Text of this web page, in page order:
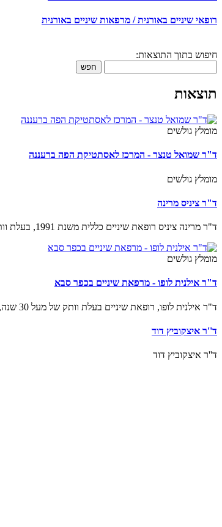
רופאי שיניים באורנית / מרפאות שיניים באורנית
חיפוש בתוך התוצאות:
חפש
תוצאות
מומלץ גולשים
ד"ר שמואל טנצר - המרכז לאסתטיקת הפה ברעננה
מומלץ גולשים
ד"ר ציניס מרינה
ד"ר מרינה ציניס רופאת שיניים כללית משנת 1991, בעלת וותק וניסיון רב.
מומלץ גולשים
ד"ר אילנית לופו - מרפאת שיניים בכפר סבא
ד"ר אילנית לופו, רופאת שיניים בעלת וותק של מעל 30 שנה, מנהלת את מרפאת השיניים בכפר סבא. המרפאה מעניקה את מגוון הטיפולים ברפואת שיניים לכל המשפחה.
ד''ר איצקוביץ דוד
ד''ר איצקוביץ דוד